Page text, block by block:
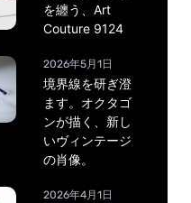
を纏う、Art
Couture 9124
2026年5月1日
境界線を研ぎ澄
ます。オクタゴ
ンが描く、新し
いヴィンテージ
の肖像。
2026年4月1日